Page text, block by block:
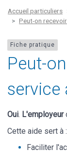
Accueil particuliers
Peut-on
Fiche pratique
Peut-
service
Oui. L'employeur
Cette aide sert à :
Faciliter